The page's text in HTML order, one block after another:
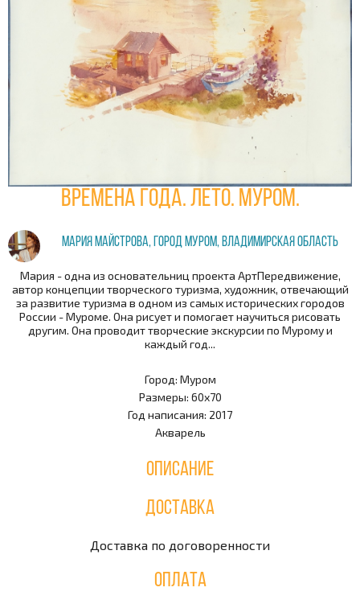
Времена года. Лето. Муром.
Мария Майстрова, город Муром, Владимирская область
Мария - одна из основательниц проекта АртПередвижение,
автор концепции творческого туризма, художник, отвечающий
за развитие туризма в одном из самых исторических городов
России - Муроме. Она рисует и помогает научиться рисовать
другим. Она проводит творческие экскурсии по Мурому и
каждый год...
Город: Муром
Размеры: 60х70
Год написания: 2017
Акварель
Описание
Доставка
Доставка по договоренности
Оплата